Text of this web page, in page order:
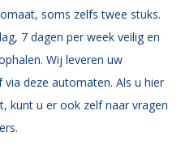
soms zelfs twee stuks.
7 dagen per week veilig en
Wij leveren uw
deze automaten. Als u hier
kunt u er ook zelf naar vragen